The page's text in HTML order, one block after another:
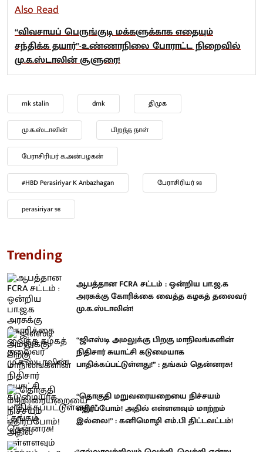
Also Read
“விவசாயப் பெருங்குடி மக்களுக்காக எதையும்
சந்திக்க தயார்”-உண்ணாநிலை போராட்ட நிறைவில்
மு.க.ஸ்டாலின் சூளுரை!
mk stalin dmk திமுக
மு.க.ஸ்டாலின் பிறந்த நாள்
பேராசிரியர் க.அன்பழகன்
#HBD Perasiriyar K Anbazhagan பேராசிரியர் 98
perasiriyar 98
Trending
ஆபத்தான FCRA சட்டம் : ஒன்றிய பா.ஜ.க
அரசுக்கு கோரிக்கை வைத்த கழகத் தலைவர்
மு.க.ஸ்டாலின்!
“ஜிஎஸ்டி அமலுக்கு பிறகு மாநிலங்களின்
நிதிசார் சுயாட்சி கடுமையாக
பாதிக்கப்பட்டுள்ளது!” : தங்கம் தென்னரசு!
“தொகுதி மறுவரையறையை நிச்சயம்
எதிர்ப்போம்! அதில் எள்ளளவும் மாற்றம்
இல்லை!” : கனிமொழி எம்.பி திட்டவட்டம்!